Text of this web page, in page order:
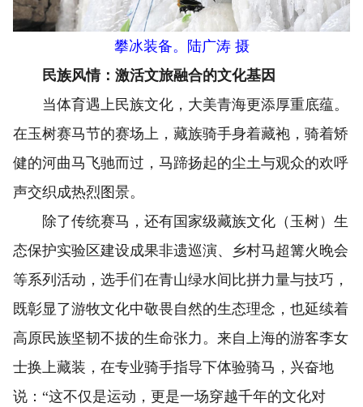
攀冰装备。陆广涛 摄
民族风情：激活文旅融合的文化基因
当体育遇上民族文化，大美青海更添厚重底蕴。
在玉树赛马节的赛场上，藏族骑手身着藏袍，骑着矫
健的河曲马飞驰而过，马蹄扬起的尘土与观众的欢呼
声交织成热烈图景。
除了传统赛马，还有国家级藏族文化（玉树）生
态保护实验区建设成果非遗巡演、乡村马超篝火晚会
等系列活动，选手们在青山绿水间比拼力量与技巧，
既彰显了游牧文化中敬畏自然的生态理念，也延续着
高原民族坚韧不拔的生命张力。来自上海的游客李女
士换上藏装，在专业骑手指导下体验骑马，兴奋地
说：“这不仅是运动，更是一场穿越千年的文化对